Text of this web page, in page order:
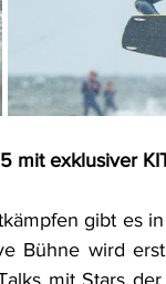
mit exklusiver
gibt es
Bühne wird